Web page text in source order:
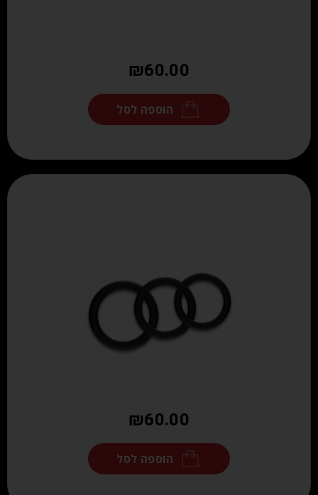
₪60.00
הוספה לסל
₪60.00
הוספה לסל